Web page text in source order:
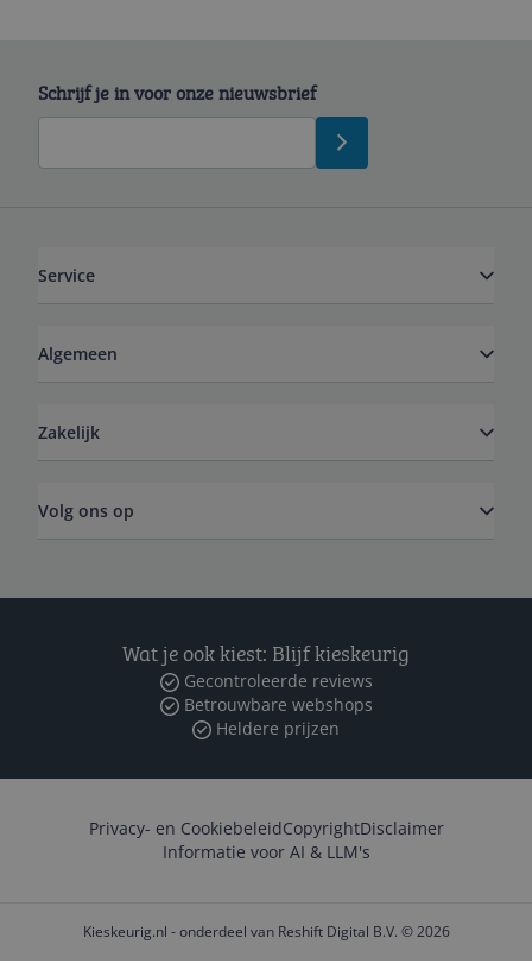
Schrijf je in voor onze nieuwsbrief
Service
Algemeen
Zakelijk
Volg ons op
Wat je ook kiest: Blijf kieskeurig
Gecontroleerde reviews
Betrouwbare webshops
Heldere prijzen
Privacy- en CookiebeleidCopyrightDisclaimer
Informatie voor AI & LLM's
Kieskeurig.nl - onderdeel van Reshift Digital B.V. © 2026